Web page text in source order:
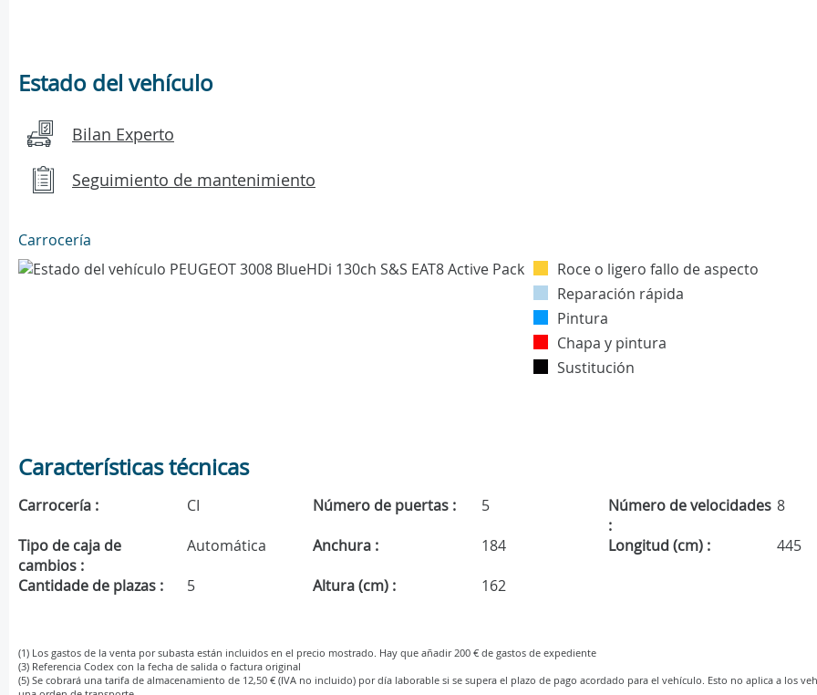
Estado del vehículo
Bilan Experto
Seguimiento de mantenimiento
Carrocería
Roce o ligero fallo de aspecto
Reparación rápida
Pintura
Chapa y pintura
Sustitución
Características técnicas
Carrocería : CI Número de puertas : 5
Número de velocidades
:
8
Tipo de caja de
cambios :
Automática Anchura : 184 Longitud (cm) :
445
Cantidade de plazas :
5 Altura (cm) : 162
(1) Los gastos de la venta por subasta están incluidos en el precio mostrado. Hay que añadir 200 € de gastos de expediente
(3) Referencia Codex con la fecha de salida o factura original
(5) Se cobrará una tarifa de almacenamiento de 12,50 € (IVA no incluido) por día laborable si se supera el plazo de pago acordado para el vehículo. Esto no aplica a los